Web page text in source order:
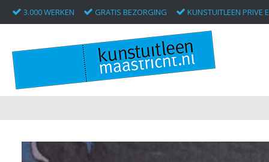
3.000 WERKEN GRATIS BEZORGING KUNSTUITLEEN PRIVE